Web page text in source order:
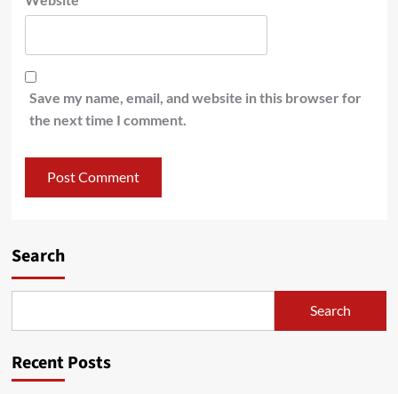
Save my name, email, and website in this browser for
the next time I comment.
Search
Search
Recent Posts